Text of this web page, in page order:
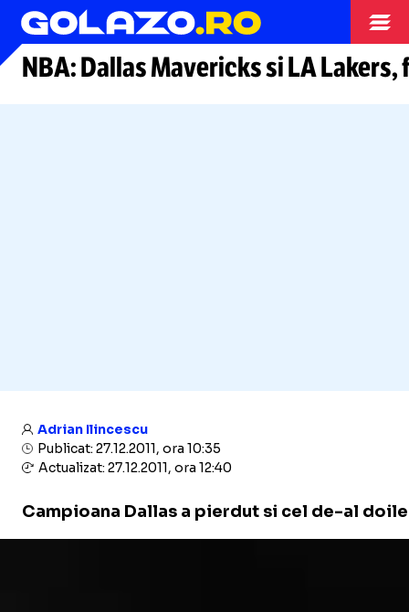
Arhiva
NBA: Dallas Mavericks si LA
Adrian Ilincescu
Publicat: 27.12.2011, ora 10:35
Actualizat: 27.12.2011, ora 12:40
Campioana Dallas a pierdut si cel de-al